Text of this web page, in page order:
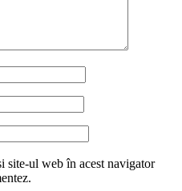
site-ul web în acest navigator